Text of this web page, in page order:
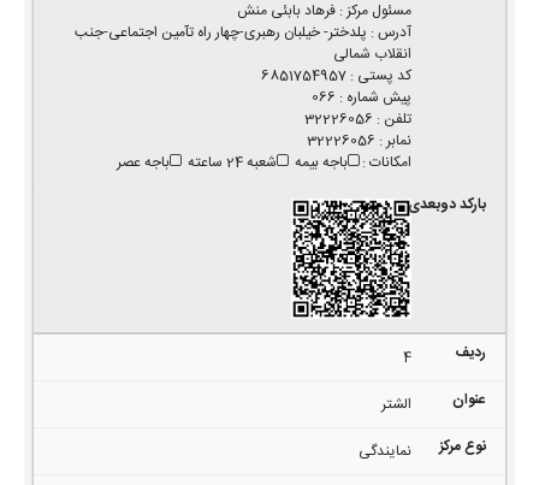
مسئول مرکز:فرهاد بابئی منش
آدرس: پلدختر- خیلبان رهبری-چهار راه تآمین اجتماعی-جنب
انقلاب شمالی
کد پستی :
6851754957
پیش شماره :
066
تلفن :
32226056
نمابر:
32226056
امکانات: باجه بیمه شعبه 24 ساعته باجه عصر
4
الشتر
نمایندگی